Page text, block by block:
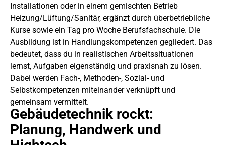
Installationen oder in einem gemischten Betrieb
Heizung/Lüftung/Sanitär, ergänzt durch überbetriebliche
Kurse sowie ein Tag pro Woche Berufsfachschule. Die
Ausbildung ist in Handlungskompetenzen gegliedert. Das
bedeutet, dass du in realistischen Arbeitssituationen
lernst, Aufgaben eigenständig und praxisnah zu lösen.
Dabei werden Fach-, Methoden-, Sozial- und
Selbstkompetenzen miteinander verknüpft und
gemeinsam vermittelt.
Play
Gebäudetechnik rockt:
Planung, Handwerk und